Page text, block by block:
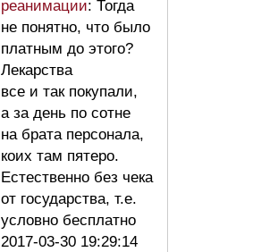
реанимации: Тогда
не понятно, что было
платным до этого?
Лекарства
все и так покупали,
а за день по сотне
на брата персонала,
коих там пятеро.
Естественно без чека
от государства, т.е.
условно бесплатно
2017-03-30 19:29:14